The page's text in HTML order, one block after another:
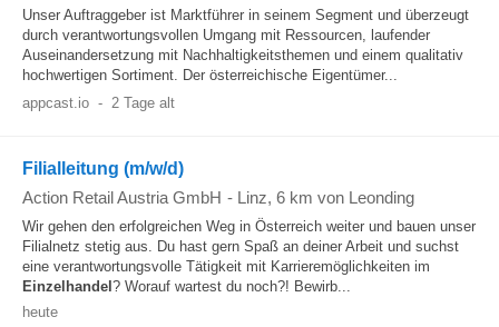
Unser Auftraggeber ist Marktführer in seinem Segment und überzeugt
durch verantwortungsvollen Umgang mit Ressourcen, laufender
Auseinandersetzung mit Nachhaltigkeitsthemen und einem qualitativ
hochwertigen Sortiment. Der österreichische Eigentümer...
appcast.io - 2 Tage alt
Filialleitung (m/w/d)
Action Retail Austria GmbH - Linz, 6 km von Leonding
Wir gehen den erfolgreichen Weg in Österreich weiter und bauen unser
Filialnetz stetig aus. Du hast gern Spaß an deiner Arbeit und suchst
eine verantwortungsvolle Tätigkeit mit Karrieremöglichkeiten im
Einzelhandel ? Worauf wartest du noch?! Bewirb...
heute